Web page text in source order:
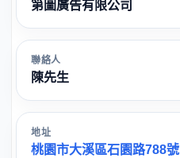
第圖廣告有限公司
聯絡人
陳先生
地址
桃園市大溪區石園路788號